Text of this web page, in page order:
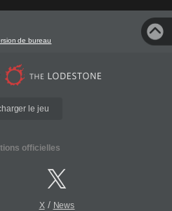
de bureau
le jeu
officielles
X/ News